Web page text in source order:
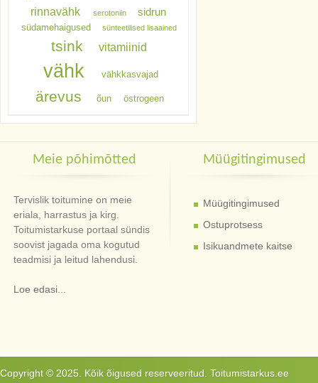
rinnavähk serotoniin sidrun
südamehaigused sünteetilised lisaained
tsink vitamiinid
vähk vähkkasvajad
ärevus õun östrogeen
Meie põhimõtted
Tervislik toitumine on meie
eriala, harrastus ja kirg.
Toitumistarkuse portaal sündis
soovist jagada oma kogutud
teadmisi ja leitud lahendusi.
Loe edasi...
Müügitingimused
Müügitingimused
Ostuprotsess
Isikuandmete kaitse
Copyright © 2025. Kõik õigused reserveeritud. Toitumistarkus.ee